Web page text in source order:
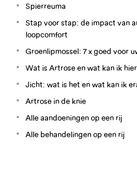
Spierreuma
Stap voor stap: de impact van
loopcomfort
Groenlipmossel: 7 x goed voor
Wat is Artrose en wat kan ik
Jicht: wat is het en wat kan ik
Artrose in de knie
Alle aandoeningen op een rij
Alle behandelingen op een rij